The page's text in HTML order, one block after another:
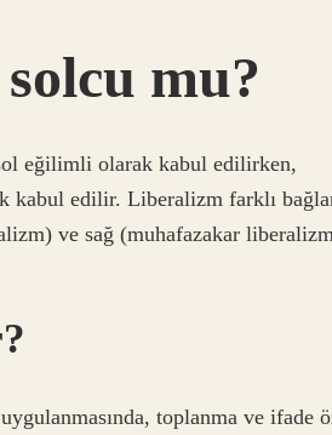
mu?
eğilimli olarak kabul edilirken,
kabul edilir. Liberalizm farklı
ve sağ (muhafazakar
toplanma ve ifade